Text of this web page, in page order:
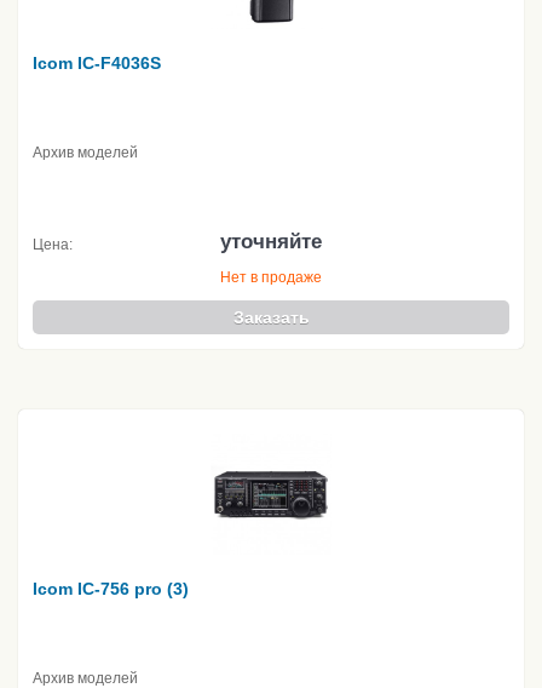
Icom IC-F4036S
Архив моделей
Цена: уточняйте
Нет в продаже
Заказать
Icom IC-756 pro (3)
Архив моделей